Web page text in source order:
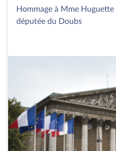
Hommage à Mme
députée du Doubs